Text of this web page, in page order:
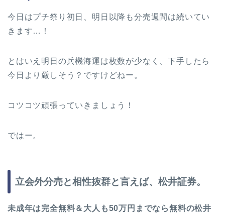
今日はプチ祭り初日、明日以降も分売週間は続いてい
きます…！
とはいえ明日の兵機海運は枚数が少なく、下手したら
今日より厳しそう？ですけどねー。
コツコツ頑張っていきましょう！
ではー。
立会外分売と相性抜群と言えば、松井証券。
未成年は完全無料＆大人も50万円までなら無料の松井